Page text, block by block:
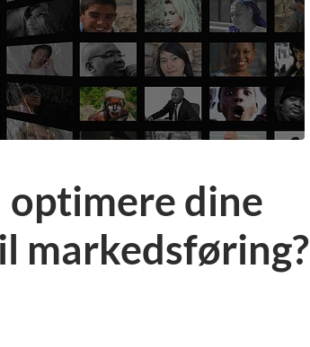
optimere dine
markedsføring?